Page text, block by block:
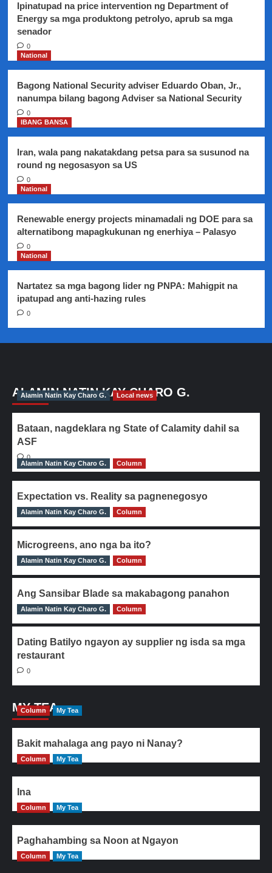
Not
guilty
hinatulang
makulong
kasong
Bribery
Ipinatupad na price intervention ng Department of
Energy sa mga produktong petrolyo, aprub sa mga
senador
0
National
Bagong National Security adviser Eduardo Oban, Jr.,
nanumpa bilang bagong Adviser sa National Security
0
IBANG BANSA
Iran, wala pang nakatakdang petsa para sa susunod na
round ng negosasyon sa US
0
National
Renewable energy projects minamadali ng DOE para sa
alternatibong mapagkukunan ng enerhiya – Palasyo
0
National
Nartatez sa mga bagong lider ng PNPA: Mahigpit na
ipatupad ang anti-hazing rules
0
ALAMIN NATIN KAY CHARO G.
Alamin Natin Kay Charo G. Local news
Bataan, nagdeklara ng State of Calamity dahil sa
ASF
0
Alamin Natin Kay Charo G.
Column
Expectation vs. Reality sa pagnenegosyo
0
Alamin Natin Kay Charo G. Column
Microgreens, ano nga ba ito?
0
Alamin Natin Kay Charo G. Column
Ang Sansibar Blade sa makabagong panahon
0
Alamin Natin Kay Charo G. Column
Dating Batilyo ngayon ay supplier ng isda sa mga
restaurant
0
MY TEA
Column My Tea
Bakit mahalaga ang payo ni Nanay?
Column My Tea
Ina
Column My Tea
Paghahambing sa Noon at Ngayon
Column My Tea